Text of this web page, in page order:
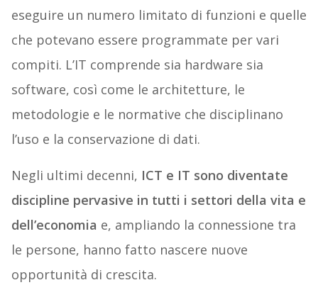
eseguire un numero limitato di funzioni e quelle
che potevano essere programmate per vari
compiti. L’IT comprende sia hardware sia
software, così come le architetture, le
metodologie e le normative che disciplinano
l’uso e la conservazione di dati.
Negli ultimi decenni, ICT e IT sono diventate
discipline pervasive in tutti i settori della vita e
dell’economia e, ampliando la connessione tra
le persone, hanno fatto nascere nuove
opportunità di crescita.